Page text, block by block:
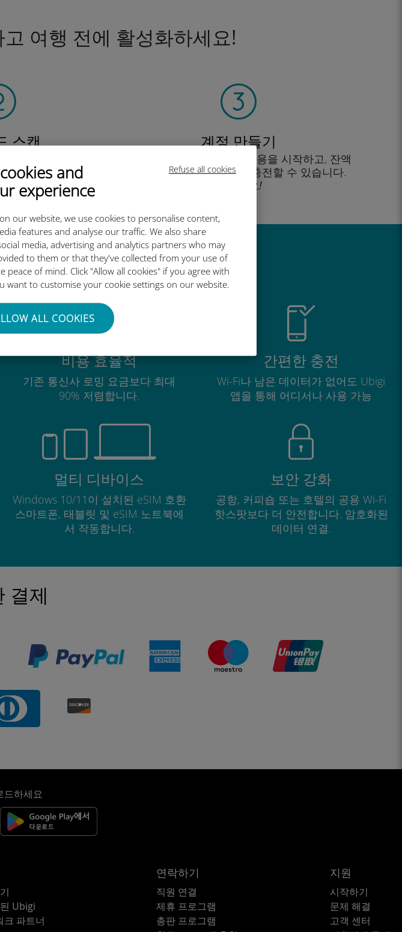
Refuse all cookies
and
experience
our website, we use cookies to personalise content,
features and analyse our traffic. We also share
media, advertising and analytics partners who may
to them or that they've collected from your use of
peace of mind. Click "Allow all cookies" if you agree with
want to customise your cookie settings on our website.
ALL COOKIES
여행 전에 활성화하세요!
스캔
세요.간단합니다!
계정 만들기
을 클릭해 데이터 요금제 사용을 시작하고, 잔액
을 확인하고 이동 중에도 충전할 수 있습니다.
즐기세요!
이 우수한 이유
비용 효율적
기존 통신사 로밍 요금보다 최대
90% 저렴합니다.
간편한 충전
Wi-Fi나 남은 데이터가 없어도 Ubigi
앱을 통해 어디서나 사용 가능
멀티 디바이스
Windows 10/11이 설치된 eSIM 호환
스마트폰, 태블릿 및 eSIM 노트북에
서 작동합니다.
보안 강화
공항, 커피숍 또는 호텔의 공용 Wi-Fi
핫스팟보다 더 안전합니다. 암호화된
데이터 연결.
결제
드하세요
Ubigi
크 파트너
연락하기
직원 연결
제휴 프로그램
총판 프로그램
지원
시작하기
문제 해결
고객 센터